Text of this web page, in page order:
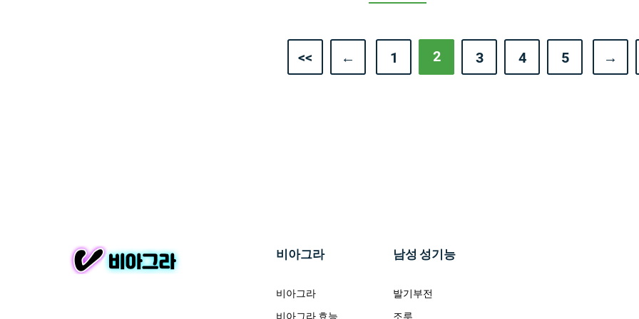
<< ← 1 2 3 4 5 →
비아그라
비아그라
비아그라 효능
남성 성기능
발기부전
조루